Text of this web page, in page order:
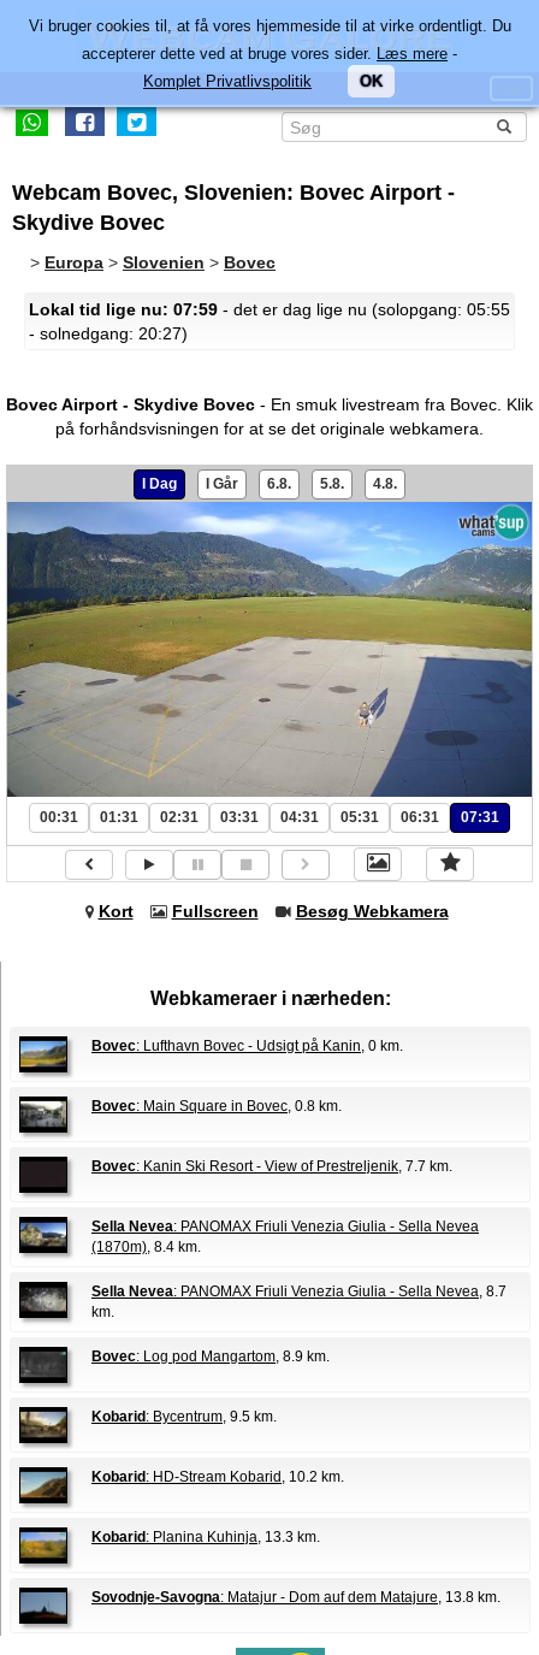
Webcam Bovec, Slovenien: Bovec Airport -
Skydive Bovec
> Europa > Slovenien > Bovec
Lokal tid lige nu: 07:59 - det er dag lige nu (solopgang: 05:55
- solnedgang: 20:27)
Bovec Airport - Skydive Bovec - En smuk livestream fra Bovec. Klik
på forhåndsvisningen for at se det originale webkamera.
I Dag I Går 6.8. 5.8. 4.8.
00:31 01:31 02:31 03:31 04:31 05:31 06:31 07:31
Kort Fullscreen Besøg Webkamera
Webkameraer i nærheden:
Bovec: Lufthavn Bovec - Udsigt på Kanin, 0 km.
Bovec: Main Square in Bovec, 0.8 km.
Bovec: Kanin Ski Resort - View of Prestreljenik, 7.7 km.
Sella Nevea: PANOMAX Friuli Venezia Giulia - Sella Nevea
(1870m), 8.4 km.
Sella Nevea: PANOMAX Friuli Venezia Giulia - Sella Nevea, 8.7
km.
Bovec: Log pod Mangartom, 8.9 km.
Kobarid : Bycentrum, 9.5 km.
Kobarid : HD-Stream Kobarid , 10.2 km.
Kobarid : Planina Kuhinja, 13.3 km.
Sovodnje-Savogna: Matajur - Dom auf dem Matajure, 13.8 km.
Vi bruger cookies til, at få vores hjemmeside til at virke ordentligt. Du
accepterer dette ved at bruge vores sider. Læs mere -
Komplet Privatlivspolitik
OK